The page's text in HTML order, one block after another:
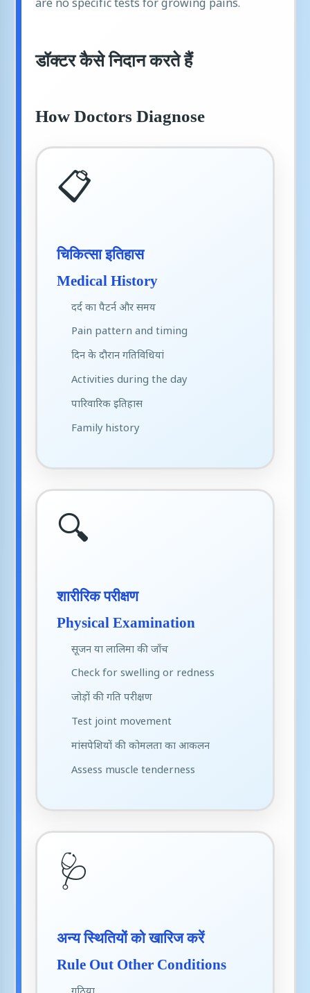
are no specific tests for growing pains.
डॉक्टर कैसे निदान करते हैं
How Doctors Diagnose
📋
चिकित्सा इतिहास
Medical History
दर्द का पैटर्न और समय
Pain pattern and timing
दिन के दौरान गतिविधियां
Activities during the day
पारिवारिक इतिहास
Family history
🔍
शारीरिक परीक्षण
Physical Examination
सूजन या लालिमा की जाँच
Check for swelling or redness
जोड़ों की गति परीक्षण
Test joint movement
मांसपेशियों की कोमलता का आकलन
Assess muscle tenderness
🩺
अन्य स्थितियों को खारिज करें
Rule Out Other Conditions